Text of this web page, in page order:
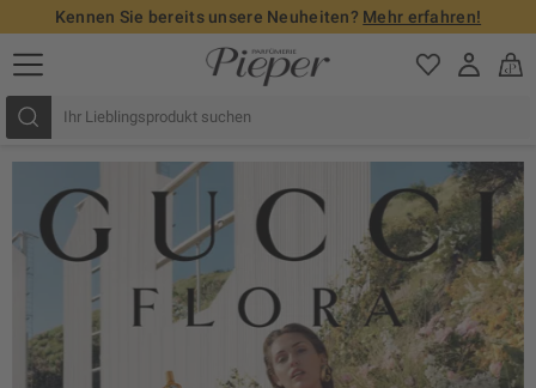
Kennen Sie bereits unsere Neuheiten? Mehr erfahren!